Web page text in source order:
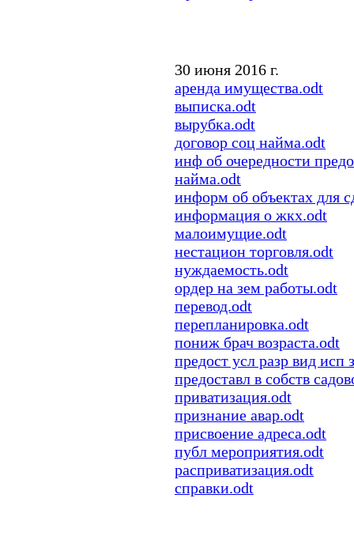
30 июня 2016 г.
аренда имущества.odt
выписка.odt
вырубка.odt
договор соц найма.odt
инф об очередности
найма.odt
информ об объектах для
информация о жкх.odt
малоимущие.odt
нестацион торговля.odt
нуждаемость.odt
ордер на зем работы.odt
перевод.odt
перепланировка.odt
пониж брач возраста.odt
предост усл разр вид исп
предоставл в собств
приватизация.odt
признание авар.odt
присвоение адреса.odt
публ мероприятия.odt
расприватизация.odt
справки.odt